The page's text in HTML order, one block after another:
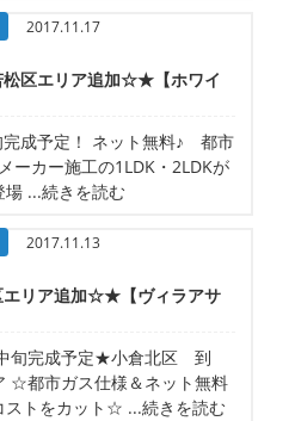
2017.11.17
区エリア追加☆★【ホワイ
完成予定！ ネット無料♪ 都市
ーカー施工の1LDK・2LDKが
...続きを読む
2017.11.13
リア追加☆★【ヴィラアサ
旬完成予定★小倉北区 到
☆都市ガス仕様＆ネット無料
ストをカット☆ ...続きを読む